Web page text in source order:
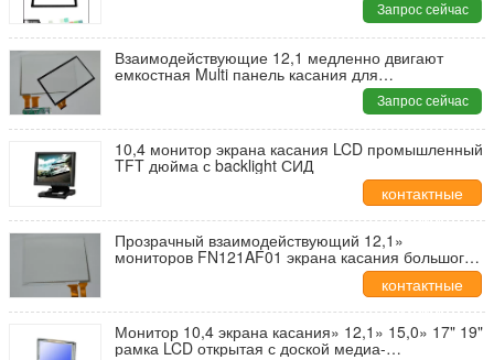
Запрос сейчас
Взаимодействующие 12,1 медленно двигают
емкостная Multi панель касания для
Запрос сейчас
10,4 монитор экрана касания LCD промышленный
TFT дюйма с backlight СИД
контактные
данные
Прозрачный взаимодействующий 12,1»
мониторов FN121AF01 экрана касания большого
контактные
данные
Монитор 10,4 экрана касания» 12,1» 15,0» 17" 19"
рамка LCD открытая с доской медиа-